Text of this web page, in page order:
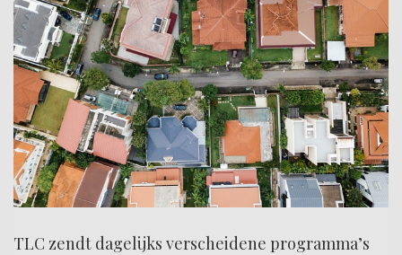
TLC zendt dagelijks verscheidene programma’s